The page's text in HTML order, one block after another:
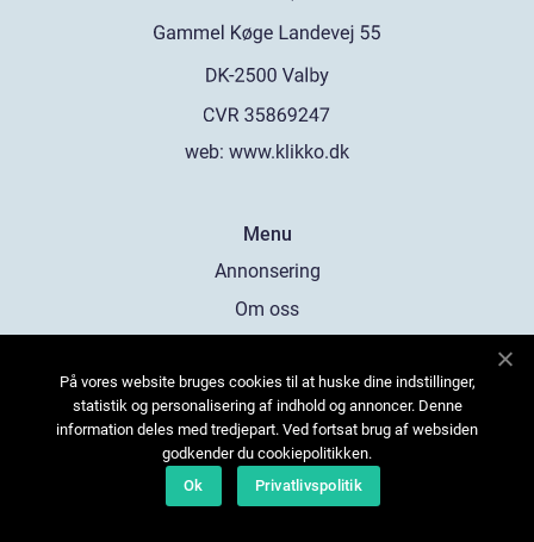
web: www.klikko.dk
Menu
Annonsering
Om oss
Kontakta oss
Sitemap
På vores website bruges cookies til at huske dine indstillinger,
statistik og personalisering af indhold og annoncer. Denne
information deles med tredjepart. Ved fortsat brug af websiden
godkender du cookiepolitikken.
Ok
Privatlivspolitik